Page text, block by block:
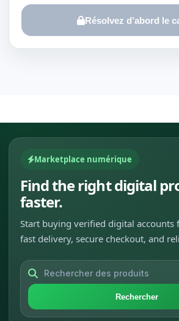
Résolvez d’abord le
Marketplace numérique
Find the right digital
faster.
Start buying verified digital accounts
fast delivery, secure checkout, and
Rechercher